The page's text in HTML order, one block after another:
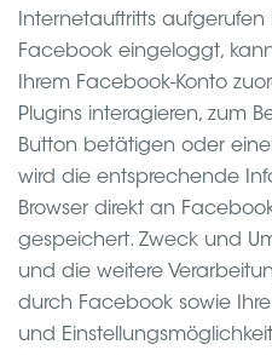
Internetauftritts
Facebook eingeloggt,
Ihrem Facebook-Konto
Plugins interagieren, zum
Button betätigen oder
wird die entsprechende
Browser direkt an
gespeichert. Zweck und
und die weitere
durch Facebook sowie
und